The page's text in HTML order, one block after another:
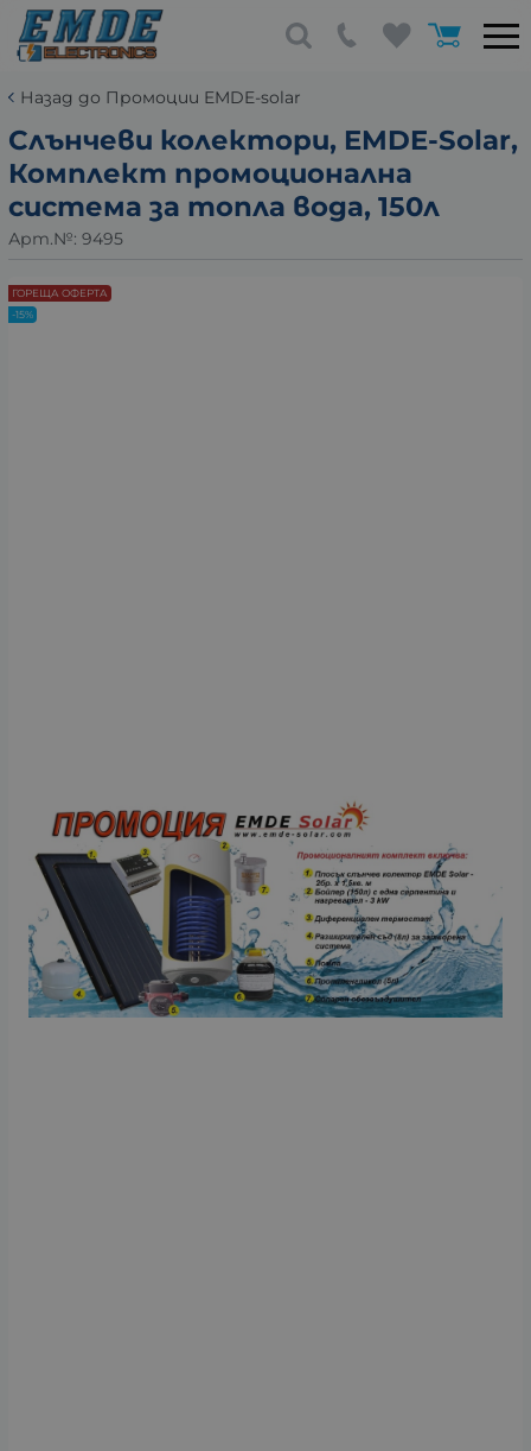
Назад до Промоции EMDE-solar
Слънчеви колектори, EMDE-Solar,
Комплект промоционална
система за топла вода, 150л
Арт.№: 9495
ГОРЕЩА ОФЕРТА
-15%